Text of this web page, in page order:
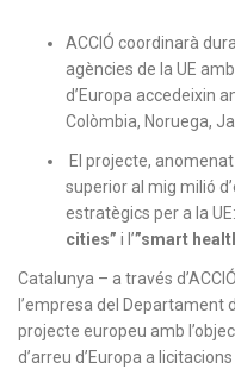
ACCIÓ coordinarà
agències de la UE
d’Europa accedeixin
Colòmbia, Noruega,
El projecte,
superior al mig milió
estratègics per a la
cities” i l’”smart
Catalunya – a través
l’empresa del Departament
projecte europeu amb
d’arreu d’Europa a